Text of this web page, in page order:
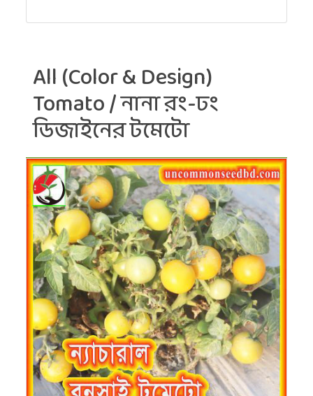
All (Color & Design)
Tomato / নানা রং-ঢং
ডিজাইনের টমেটো